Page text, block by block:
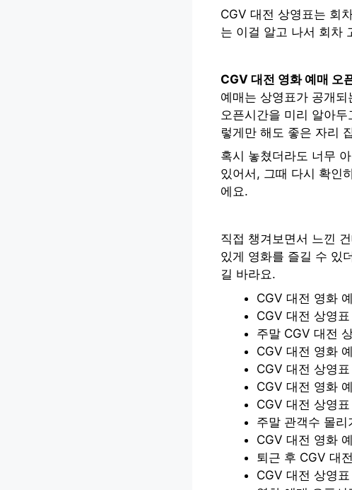
CGV 대전 상영표는 회
는 이걸 알고 나서 회차
CGV 대전 영화 예매 오
예매는 상영표가 공개
오픈시간을 미리 알아
렇게만 해도 좋은 자리
혹시 놓쳤더라도 너무
있어서, 그때 다시 확인
에요.
직접 챙겨보면서 느낀
있게 영화를 즐길 수 있
길 바라요.
CGV 대전 영화
CGV 대전 상영
주말 CGV 대전
CGV 대전 영화
CGV 대전 상영
CGV 대전 영화
CGV 대전 상영
주말 관객수 몰
CGV 대전 영화
퇴근 후 CGV 대
CGV 대전 상영